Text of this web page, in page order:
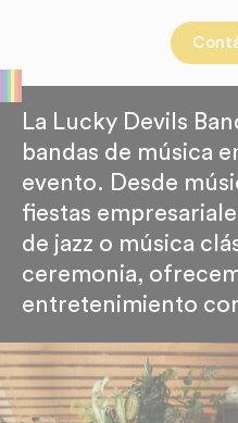
La Lucky Devils
bandas de música
evento. Desde
fiestas
de jazz o música
ceremonia,
entretenimiento